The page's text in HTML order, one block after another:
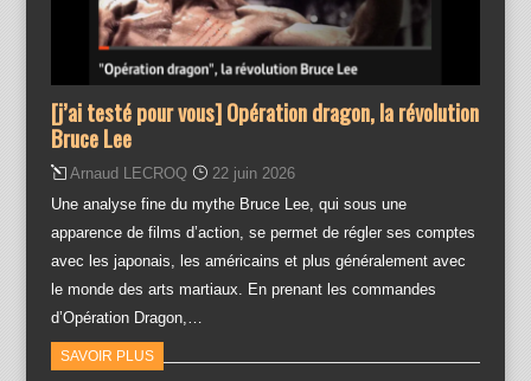
[j’ai testé pour vous] Opération dragon, la révolution
Bruce Lee
Arnaud LECROQ
22 juin 2026
Une analyse fine du mythe Bruce Lee, qui sous une
apparence de films d’action, se permet de régler ses comptes
avec les japonais, les américains et plus généralement avec
le monde des arts martiaux. En prenant les commandes
d’Opération Dragon,…
SAVOIR PLUS